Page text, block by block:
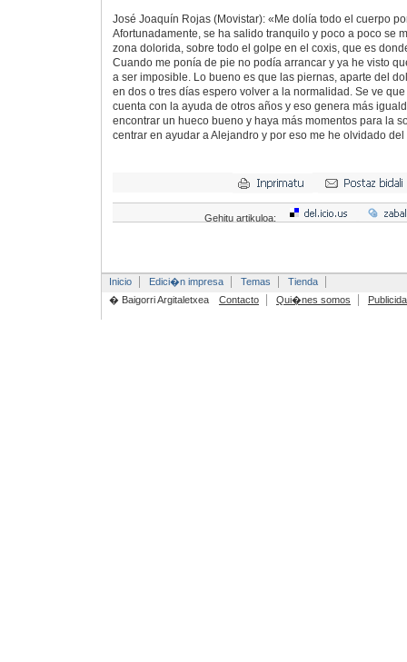
José Joaquín Rojas (Movistar): «Me dolía todo el cuerpo
Afortunadamente, se ha salido tranquilo y poco a poco se
zona dolorida, sobre todo el golpe en el coxis, que es
Cuando me ponía de pie no podía arrancar y ya he visto
a ser imposible. Lo bueno es que las piernas, aparte del
en dos o tres días espero volver a la normalidad. Se ve
cuenta con la ayuda de otros años y eso genera más
encontrar un hueco bueno y haya más momentos para la
centrar en ayudar a Alejandro y por eso me he olvidado
Gehitu artikuloa:
Inicio Edici�n impresa Temas
Tienda
� Baigorri Argitaletxea
Contacto Qui�nes somos